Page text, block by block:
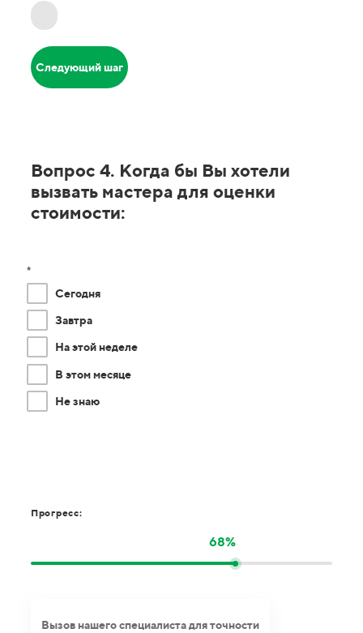
Следующий шаг
Вопрос 4. Когда бы Вы хотели
вызвать мастера для оценки
стоимости:
*
Сегодня
Завтра
На этой неделе
В этом месяце
Не знаю
Прогресс:
68%
Вызов нашего специалиста для точности